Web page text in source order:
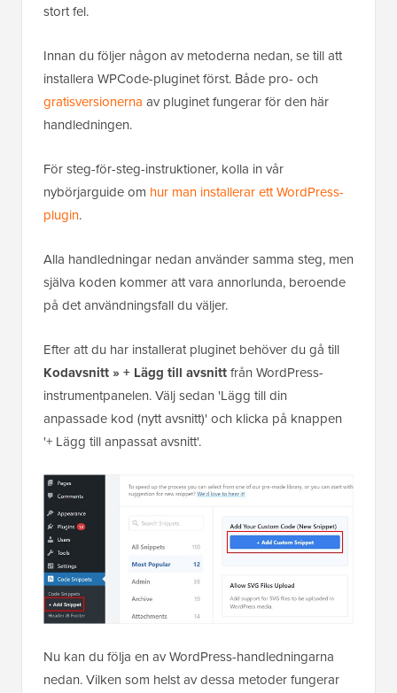
stort fel.
Innan du följer någon av metoderna nedan, se till att
installera WPCode-pluginet först. Både pro- och
gratisversionerna av pluginet fungerar för den här
handledningen.
För steg-för-steg-instruktioner, kolla in vår
nybörjarguide om hur man installerar ett WordPress-
plugin.
Alla handledningar nedan använder samma steg, men
själva koden kommer att vara annorlunda, beroende
på det användningsfall du väljer.
Efter att du har installerat pluginet behöver du gå till
Kodavsnitt » + Lägg till avsnittfrån WordPress-
instrumentpanelen. Välj sedan 'Lägg till din
anpassade kod (nytt avsnitt)' och klicka på knappen
'+ Lägg till anpassat avsnitt'.
Nu kan du följa en av WordPress-handledningarna
nedan. Vilken som helst av dessa metoder fungerar